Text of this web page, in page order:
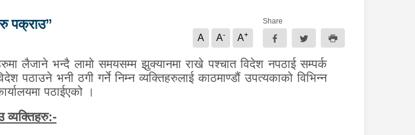
पक्राउ”
A A- A+
Share
लैजाने भन्दै लामो समयसम्म झुक्यानमा राखे पश्चात विदेश नपठाई सम्पर्क
पठाउने भनी ठगी गर्ने निम्न व्यक्तिहरुलाई काठमाण्डौं उपत्यकाको विभिन्न
पठाईएको ।
व्यक्तिहरु:-